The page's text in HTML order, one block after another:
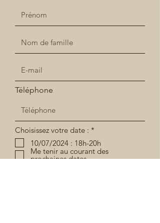
Téléphone
Choisissez votre date : *
ز
ا
م
10/07/2024 : 18h-20h
Me tenir au courant des
prochaines dates...